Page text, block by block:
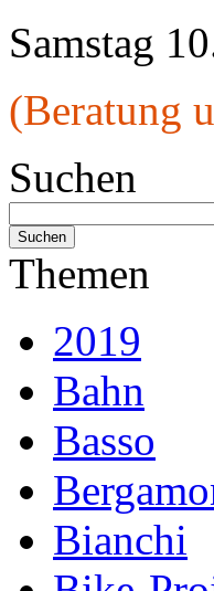
Samstag
(Beratung
Suchen
Themen
2019
Bahn
Basso
Bianchi